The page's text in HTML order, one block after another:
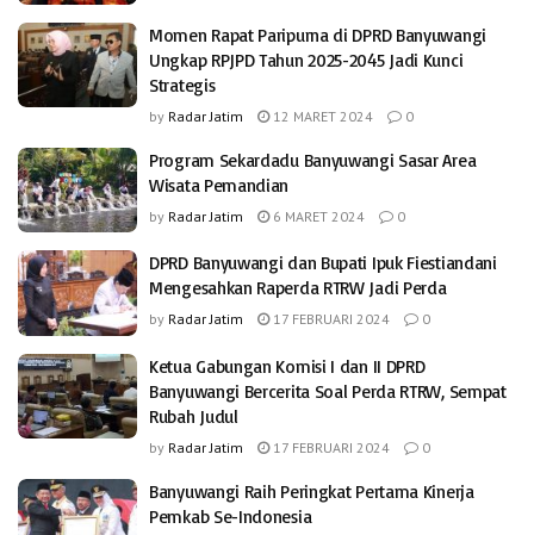
Momen Rapat Paripurna di DPRD Banyuwangi
Ungkap RPJPD Tahun 2025-2045 Jadi Kunci
Strategis
by Radar Jatim 12 MARET 2024 0
Program Sekardadu Banyuwangi Sasar Area
Wisata Pemandian
by Radar Jatim 6 MARET 2024 0
DPRD Banyuwangi dan Bupati Ipuk Fiestiandani
Mengesahkan Raperda RTRW Jadi Perda
by Radar Jatim 17 FEBRUARI 2024 0
Ketua Gabungan Komisi I dan II DPRD
Banyuwangi Bercerita Soal Perda RTRW, Sempat
Rubah Judul
by Radar Jatim 17 FEBRUARI 2024 0
Banyuwangi Raih Peringkat Pertama Kinerja
Pemkab Se-Indonesia